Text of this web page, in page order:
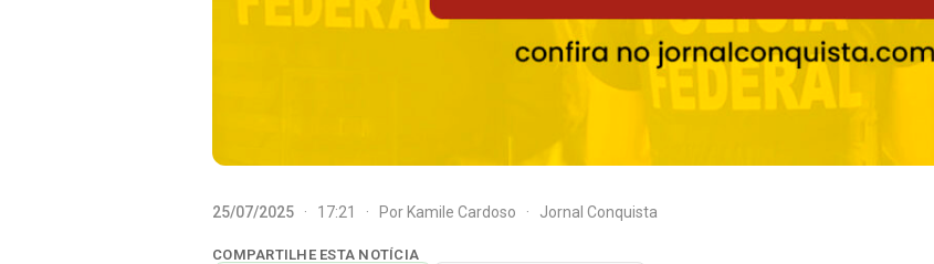
25/07/2025 · 17:21 · Por Kamile Cardoso · Jornal Conquista
COMPARTILHE ESTA NOTÍCIA